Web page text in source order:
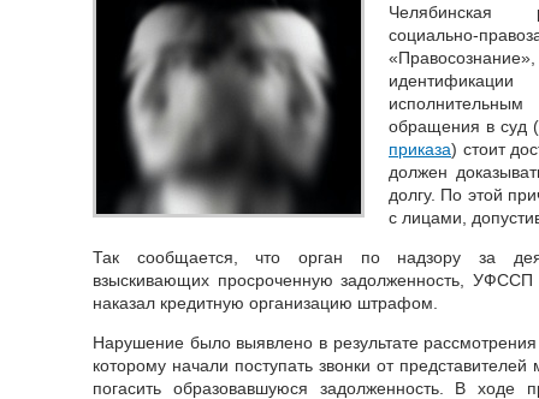
Челябинская
социально-
обращения в суд
приказа) стоит
должен
долгу. По этой
с лицами,
Так сообщается, что орган по надзору за
взыскивающих просроченную задолженность, УФССП
наказал кредитную организацию штрафом.
Нарушение было выявлено в результате
которому начали поступать звонки от
погасить образовавшуюся задолженность. В ходе